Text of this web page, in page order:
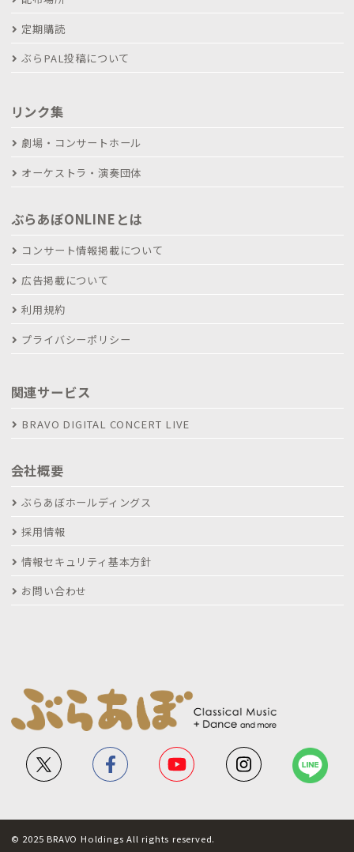
定期購読
ぶらPAL投稿について
リンク集
劇場・コンサートホール
オーケストラ・演奏団体
ぶらあぼONLINEとは
コンサート情報掲載について
広告掲載について
利用規約
プライバシーポリシー
関連サービス
BRAVO DIGITAL CONCERT LIVE
会社概要
ぶらあぼホールディングス
採用情報
情報セキュリティ基本方針
お問い合わせ
© 2025 BRAVO Holdings All rights reserved.